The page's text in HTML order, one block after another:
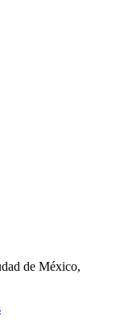
de México,